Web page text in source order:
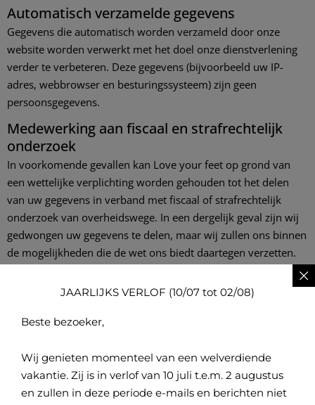
Automatisch verzamelde gegevens
Gegevens die automatisch worden verzameld door onze
website worden verwerkt met het doel onze dienstverlening
verder te verbeteren. Deze gegevens (bijvoorbeeld uw IP-
adres, webbrowser en besturingssysteem) zijn geen
persoonsgegevens.
Medewerking aan fiscaal en strafrechtelijk
onderzoek
In voorkomende gevallen kan Love your feet op grond van
een wettelijke verplichting worden gehouden tot het delen
van uw gegevens in verband met fiscaal of strafrechtelijk
onderzoek van overheidswege. In een dergelijk geval zijn wij
gedwongen uw gegevens te delen, maar wij zullen ons binnen
de mogelijkheden die de wet ons biedt daartegen verzetten.
Wij bewaren uw gegevens zolang u cliënt van ons bent. Dit
dat u niet langer van onze diensten gebruik wenst te maken.
vergeetverzoek. Op grond van toepasselijke administratieve
verplichtingen dienen wij facturen met uw
(persoons)gegevens te bewaren, deze gegevens zullen wij dus
JAARLIJKS VERLOF (10/07 tot 02/08)
Beste bezoeker,
Wij genieten momenteel van een welverdiende
vakantie. Zij is in verlof van 10 juli t.e.m. 2 augustus
en zullen in deze periode e-mails en berichten niet